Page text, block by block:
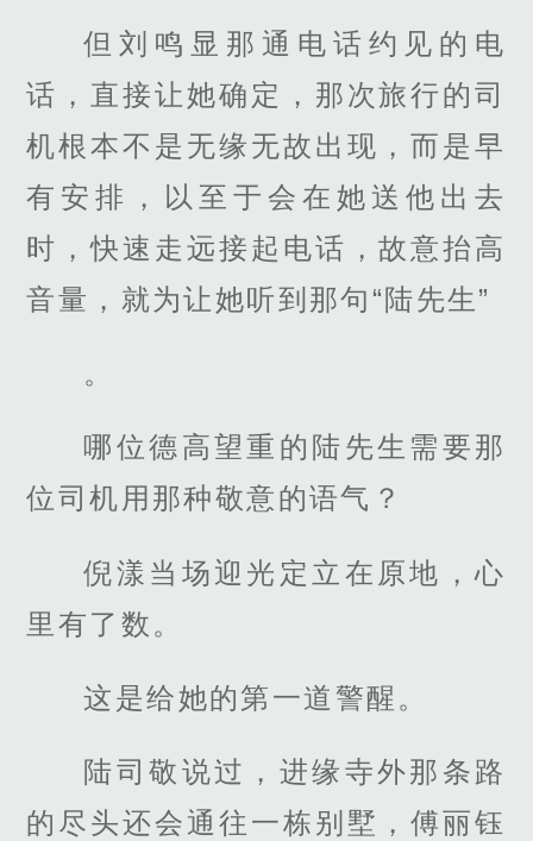
但刘鸣显那通电话约见的电
话，直接让她确定，那次旅行的司
机根本不是无缘无故出现，而是早
有安排，以至于会在她送他出去
时，快速走远接起电话，故意抬高
音量，就为让她听到那句“陆先生”
。
哪位德高望重的陆先生需要那
位司机用那种敬意的语气？
倪漾当场迎光定立在原地，心
里有了数。
这是给她的第一道警醒。
陆司敬说过，进缘寺外那条路
的尽头还会通往一栋别墅，傅丽钰